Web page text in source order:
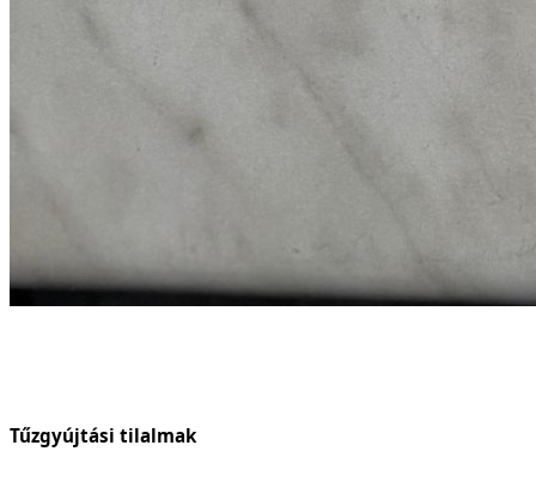
Tűzgyújtási tilalmak